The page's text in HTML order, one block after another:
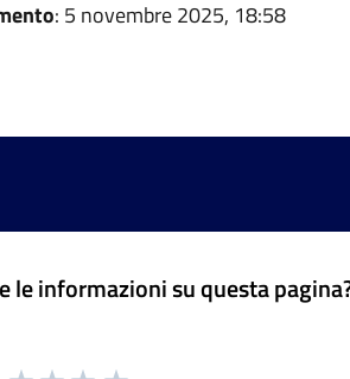
: 5 novembre 2025, 18:58
le informazioni su questa